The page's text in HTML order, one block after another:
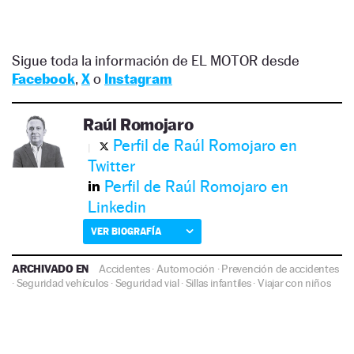
Sigue toda la información de EL MOTOR desde
Facebook, Xo Instagram
Raúl Romojaro
Perfil de Raúl Romojaro en
Twitter
Perfil de Raúl Romojaro en
Linkedin
VER BIOGRAFÍA
ARCHIVADO EN Accidentes· Automoción ·Prevención de accidentes
·Seguridad vehículos ·Seguridad vial·Sillas infantiles·Viajar con niños